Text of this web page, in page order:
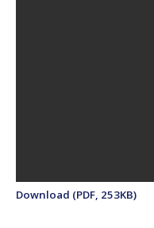
Download (PDF, 253KB)